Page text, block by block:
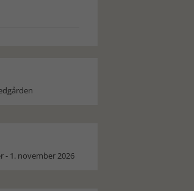
- 1. november 2026